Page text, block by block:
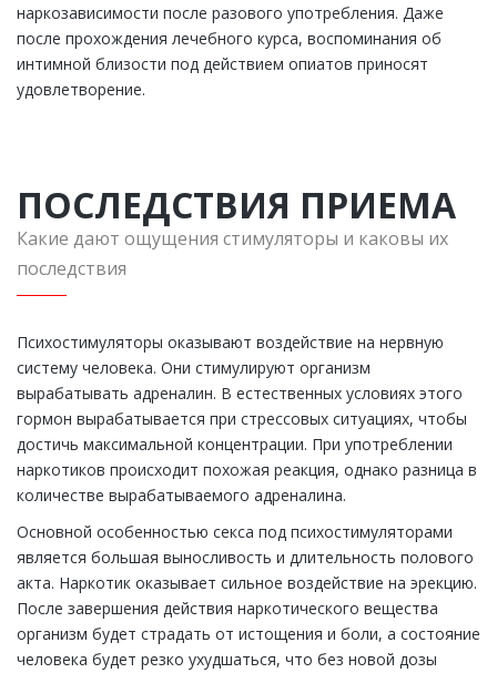
наркозависимости после разового употребления. Даже
после прохождения лечебного курса, воспоминания об
интимной близости под действием опиатов приносят
удовлетворение.
ПОСЛЕДСТВИЯ ПРИЕМА
Какие дают ощущения стимуляторы и каковы их
последствия
Психостимуляторы оказывают воздействие на нервную
систему человека. Они стимулируют организм
вырабатывать адреналин. В естественных условиях этого
гормон вырабатывается при стрессовых ситуациях, чтобы
достичь максимальной концентрации. При употреблении
наркотиков происходит похожая реакция, однако разница в
количестве вырабатываемого адреналина.
Основной особенностью секса под психостимуляторами
является большая выносливость и длительность полового
акта. Наркотик оказывает сильное воздействие на эрекцию.
После завершения действия наркотического вещества
организм будет страдать от истощения и боли, а состояние
человека будет резко ухудшаться, что без новой дозы